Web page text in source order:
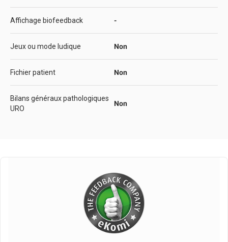
Affichage biofeedback -
Jeux ou mode ludique Non
Fichier patient Non
Bilans généraux pathologiques
URO
Non